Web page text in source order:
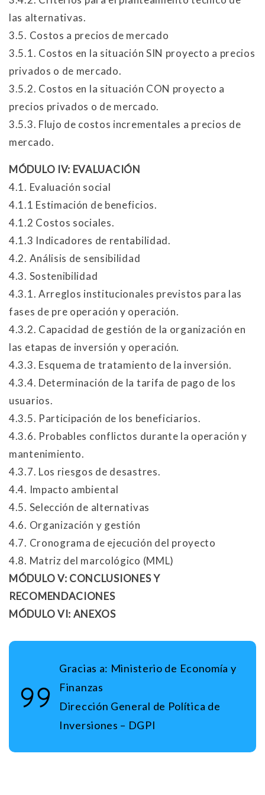
las alternativas.
3.5. Costos a precios de mercado
3.5.1. Costos en la situación SIN proyecto a precios
privados o de mercado.
3.5.2. Costos en la situación CON proyecto a
precios privados o de mercado.
3.5.3. Flujo de costos incrementales a precios de
mercado.
MÓDULO IV: EVALUACIÓN
4.1. Evaluación social
4.1.1 Estimación de beneficios.
4.1.2 Costos sociales.
4.1.3 Indicadores de rentabilidad.
4.2. Análisis de sensibilidad
4.3. Sostenibilidad
4.3.1. Arreglos institucionales previstos para las
fases de pre operación y operación.
4.3.2. Capacidad de gestión de la organización en
las etapas de inversión y operación.
4.3.3. Esquema de tratamiento de la inversión.
4.3.4. Determinación de la tarifa de pago de los
usuarios.
4.3.5. Participación de los beneficiarios.
4.3.6. Probables conflictos durante la operación y
mantenimiento.
4.3.7. Los riesgos de desastres.
4.4. Impacto ambiental
4.5. Selección de alternativas
4.6. Organización y gestión
4.7. Cronograma de ejecución del proyecto
4.8. Matriz del marcológico (MML)
MÓDULO V: CONCLUSIONES Y
RECOMENDACIONES
MÓDULO VI: ANEXOS
Gracias a: Ministerio de Economía y
Finanzas
Dirección General de Política de
Inversiones – DGPI